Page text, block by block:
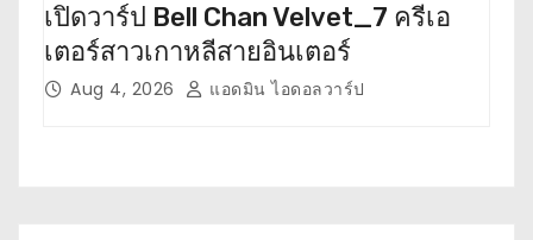
o
n
เปิดวาร์ป Bell Chan Velvet_7 ครีเอ
เตอร์สาวเกาหลีสายอินเตอร์
Aug 4, 2026 แอดมิน ไอดอลวาร์ป